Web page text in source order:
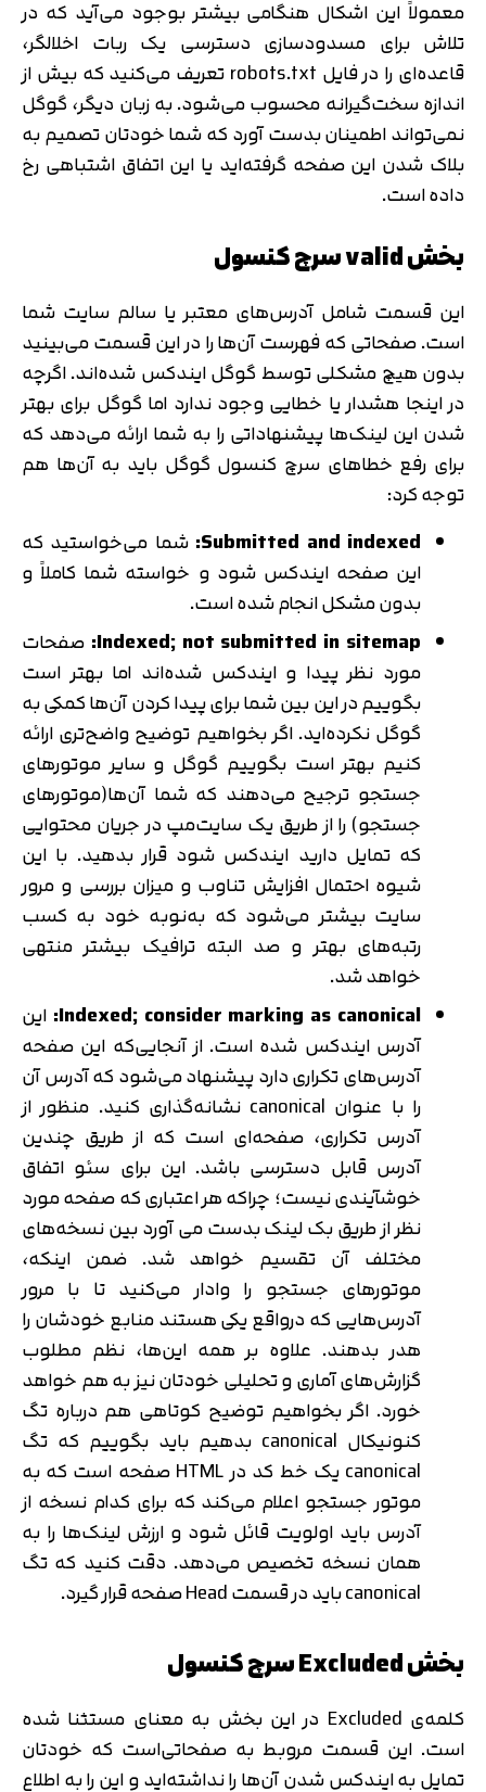
معمولاً این اشکال هنگامی بیشتر بوجود می‌آید که در
تلاش برای مسدودسازی دسترسی یک ربات اخلالگر،
قاعده‌ای را در فایل robots.txt تعریف می‌کنید که بیش‌ از
اندازه سخت‌گیرانه محسوب می‌شود. به زبان دیگر، گوگل
نمی‌تواند اطمینان بدست آورد که شما خودتان تصمیم به
بلاک شدن این صفحه گرفته‌اید یا این اتفاق اشتباهی رخ
داده است.
بخش valid سرچ کنسول
این قسمت شامل آدرس‌های معتبر یا سالم ‌سایت شما
است. صفحاتی که فهرست آن‌ها را در این قسمت می‌بینید
بدون هیچ مشکلی توسط گوگل ایندکس شده‌اند. اگرچه
در اینجا هشدار یا خطایی وجود ندارد اما گوگل برای بهتر
شدن این لینک‌ها پیشنهاداتی را به شما ارائه می‌دهد که
برای رفع خطاهای سرچ کنسول گوگل باید به آن‌ها هم
توجه کرد:
Submitted and indexed: شما می‌خواستید که
این صفحه ایندکس شود و خواسته شما کاملاً و
بدون مشکل انجام شده است.
Indexed; not submitted in sitemap: صفحات
مورد نظر پیدا و ایندکس شده‌اند اما بهتر است
بگوییم در این بین شما برای پیدا کردن آن‌ها کمکی به
گوگل نکرده‌اید. اگر بخواهیم توضیح واضح‌تری ارائه
کنیم بهتر است بگوییم گوگل و سایر موتورهای
جستجو ترجیح می‌دهند که شما آن‌ها(موتورهای
جستجو) را از طریق یک سایت‌مپ در جریان محتوایی
که تمایل دارید ایندکس شود قرار بدهید. با این
شیوه احتمال افزایش تناوب و میزان بررسی و مرور
سایت بیشتر می‌شود که به‌نوبه خود به کسب
رتبه‌های بهتر و صد البته ترافیک بیشتر منتهی
خواهد شد.
Indexed; consider marking as canonical: این
آدرس ایندکس شده است. از آنجایی‌که این صفحه
آدرس‌های تکراری دارد پیشنهاد می‌شود که آدرس آن
را با عنوان canonical نشانه‌گذاری کنید. منظور از
آدرس تکراری، صفحه‌ای است که از طریق چندین
آدرس قابل دسترسی باشد. این برای سئو اتفاق
خوشآیندی نیست؛ چراکه هر اعتباری که صفحه مورد
نظر از طریق بک لینک بدست می آورد بین نسخه‌های
مختلف آن تقسیم خواهد شد. ضمن اینکه،
موتورهای جستجو را وادار می‌کنید تا با مرور
آدرس‌هایی که درواقع یکی هستند منابع خودشان را
هدر بدهند. علاوه بر همه این‌ها، نظم مطلوب
گزارش‌های آماری و تحلیلی خودتان نیز به هم خواهد
خورد. اگر بخواهیم توضیح کوتاهی هم درباره تگ
کنونیکال canonical بدهیم باید بگوییم که تگ
canonical یک خط کد در HTML صفحه است که به
موتور جستجو اعلام می‌کند که برای کدام نسخه از
آدرس باید اولویت قائل شود و ارزش لینک‌ها را به
همان نسخه تخصیص می‌دهد. دقت کنید که تگ
canonical باید در قسمت Head صفحه قرار گیرد.
بخش Excluded سرچ کنسول
کلمه‌ی Excluded در این بخش به معنای مستثنا شده
است. این قسمت مروبط به صفحاتی‌است که خودتان
تمایل به ایندکس شدن آن‌ها را نداشته‌اید و این را به اطلاع
تایید کد
دریافت مجدد کد: